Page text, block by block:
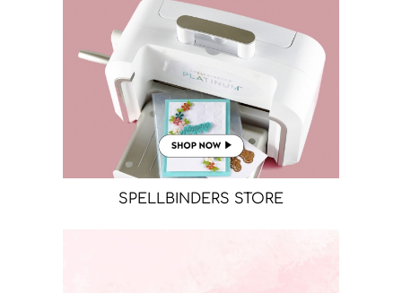
SPELLBINDERS STORE